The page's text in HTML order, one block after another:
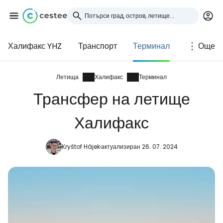
Халифакс YHZ Транспорт Терминал Още
Летища Халифакс Терминал
Трансфер на летище
Халифакс
Kryštof Hájekактуализиран 26. 07. 2024
Влезте в Cestee
... световната общност на туристите
Продължете с Google
Продължете с Facebook